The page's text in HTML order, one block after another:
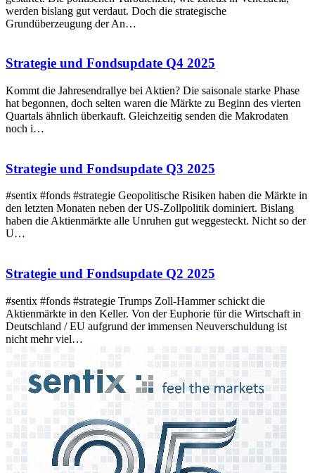
werden bislang gut verdaut. Doch die strategische
Grundüberzeugung der An…
Strategie und Fondsupdate Q4 2025
Kommt die Jahresendrallye bei Aktien? Die saisonale starke Phase
hat begonnen, doch selten waren die Märkte zu Beginn des vierten
Quartals ähnlich überkauft. Gleichzeitig senden die Makrodaten
noch i…
Strategie und Fondsupdate Q3 2025
#sentix #fonds #strategie Geopolitische Risiken haben die Märkte in
den letzten Monaten neben der US-Zollpolitik dominiert. Bislang
haben die Aktienmärkte alle Unruhen gut weggesteckt. Nicht so der
U…
Strategie und Fondsupdate Q2 2025
#sentix #fonds #strategie Trumps Zoll-Hammer schickt die
Aktienmärkte in den Keller. Von der Euphorie für die Wirtschaft in
Deutschland / EU aufgrund der immensen Neuverschuldung ist
nicht mehr viel…